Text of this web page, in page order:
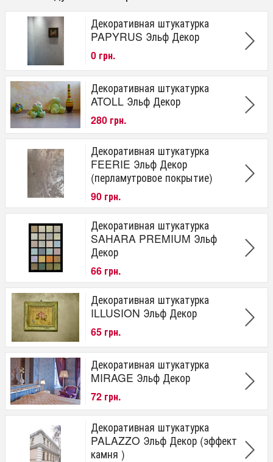
Декоративная штукатурка
PAPYRUS Эльф Декор
0 грн.
Декоративная штукатурка
ATOLL Эльф Декор
280 грн.
Декоративная штукатурка
FEERIE Эльф Декор
(перламутровое покрытие)
90 грн.
Декоративная штукатурка
SAHARA PREMIUM Эльф
Декор
66 грн.
Декоративная штукатурка
ILLUSION Эльф Декор
65 грн.
Декоративная штукатурка
MIRAGE Эльф Декор
72 грн.
Декоративная штукатурка
PALAZZO Эльф Декор (эффект
камня )